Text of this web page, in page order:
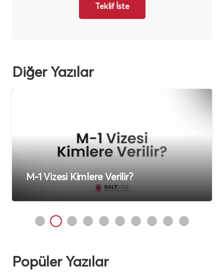
Teklif İste
Diğer Yazılar
P-1 Vizesi Kimlere Verilir?
Popüler Yazılar